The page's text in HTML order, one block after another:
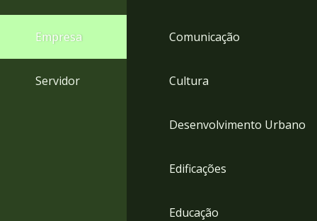
Ir
menu
Empresa
Servidor
Comunicação
Cultura
Desenvolvimento Urbano
Edificações
Educação